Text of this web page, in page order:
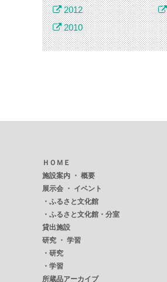
2012
2010
ＨＯＭＥ
施設案内 ・ 概要
展示会 ・ イベント
・ ふるさと文化館
・ ふるさと文化館・分室
貸出施設
研究 ・ 学習
・ 研究
・ 学習
所蔵品アーカイブ